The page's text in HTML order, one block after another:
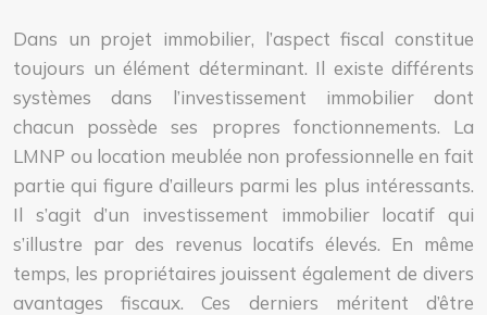
Dans un projet immobilier, l’aspect fiscal constitue
toujours un élément déterminant. Il existe différents
systèmes dans l’investissement immobilier dont
chacun possède ses propres fonctionnements. La
LMNP ou location meublée non professionnelle en fait
partie qui figure d’ailleurs parmi les plus intéressants.
Il s’agit d’un investissement immobilier locatif qui
s’illustre par des revenus locatifs élevés. En même
temps, les propriétaires jouissent également de divers
avantages fiscaux. Ces derniers méritent d’être